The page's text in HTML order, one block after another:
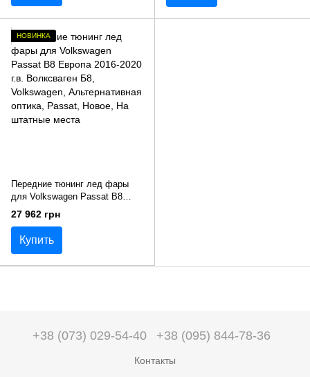
НОВИНКА
Передние тюнинг лед фары
для Volkswagen Passat B8
Европа 2016-2020 г.в.
Волксваген Б8
27 962 грн
Купить
+38 (073) 029-54-40 +38 (095) 844-78-36
Контакты